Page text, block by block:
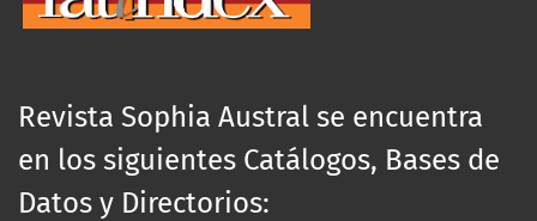
Revista Sophia Austral se encuentra
en los siguientes Catálogos, Bases de
Datos y Directorios: